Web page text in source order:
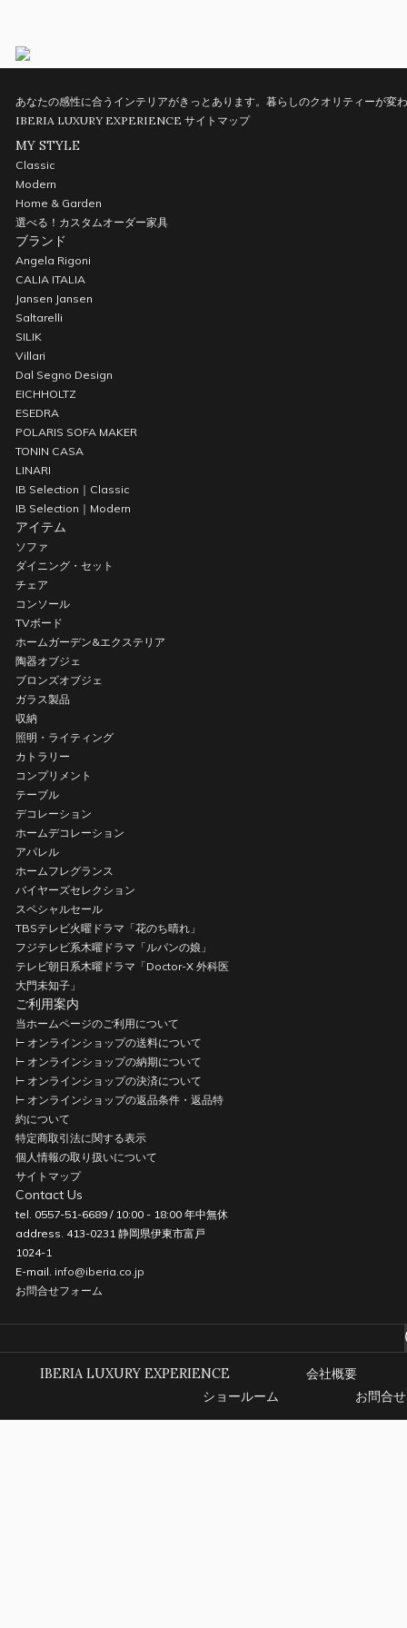
あなたの感性に合うインテリアがきっとあります。暮らしのクオリティーが変
IBERIA LUXURY EXPERIENCE サイトマップ
MY STYLE
Classic
Modern
Home & Garden
選べる！カスタムオーダー家具
ブランド
Angela Rigoni
CALIA ITALIA
Jansen Jansen
Saltarelli
SILIK
Villari
Dal Segno Design
EICHHOLTZ
ESEDRA
POLARIS SOFA MAKER
TONIN CASA
LINARI
IB Selection｜Classic
IB Selection｜Modern
アイテム
ソファ
ダイニング・セット
チェア
コンソール
TVボード
ホームガーデン&エクステリア
陶器オブジェ
ブロンズオブジェ
ガラス製品
収納
照明・ライティング
カトラリー
コンプリメント
テーブル
デコレーション
ホームデコレーション
アパレル
ホームフレグランス
バイヤーズセレクション
スペシャルセール
TBSテレビ火曜ドラマ「花のち晴れ」
フジテレビ系木曜ドラマ「ルパンの娘」
テレビ朝日系木曜ドラマ「Doctor-X 外科医
大門未知子」
ご利用案内
当ホームページのご利用について
⊢ オンラインショップの送料について
⊢ オンラインショップの納期について
⊢ オンラインショップの決済について
⊢ オンラインショップの返品条件・返品特
約について
特定商取引法に関する表示
個人情報の取り扱いについて
サイトマップ
Contact Us
tel. 0557-51-6689 / 10:00 - 18:00 年中無休
address. 413-0231 静岡県伊東市富戸
1024-1
E-mail. info@iberia.co.jp
お問合せフォーム
IBERIA LUXURY EXPERIENCE
会社概要
ショールーム
お問合せ